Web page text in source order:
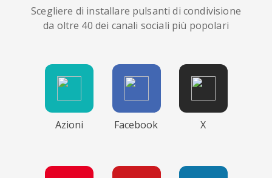
Scegliere di installare pulsanti di condivisione
da oltre 40 dei canali sociali più popolari
Azioni Facebook X